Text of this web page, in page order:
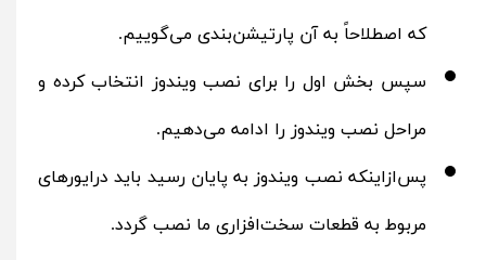
که اصطلاحاً به آن پارتیشن‌بندی می‌گوییم.
سپس بخش اول را برای نصب ویندوز انتخاب کرده و
مراحل نصب ویندوز را ادامه می‌دهیم.
پس‌ازاینکه نصب ویندوز به پایان رسید باید درایورهای
مربوط به قطعات سخت‌افزاری ما نصب گردد.